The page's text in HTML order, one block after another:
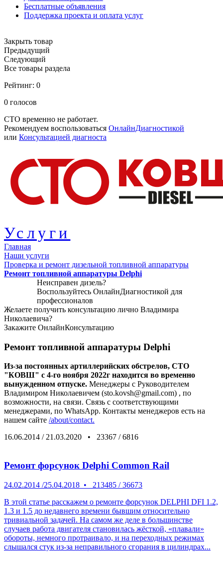
Бесплатные объявления
Поддержка проекта и оплата услуг
Закрыть товар
Предыдущий
Следующий
Все товары раздела
Рейтинг: 0
0 голосов
СТО временно не работает.
Рекомендуем воспользоваться ОнлайнДиагностикой
или Консультацией диагноста
Услуги
Главная
Наши услуги
Проверка и ремонт дизельной топливной аппаратуры
Ремонт топливной аппаратуры Delphi
Неисправен дизель?
Воспользуйтесь ОнлайнДиагностикой для
профессионалов
Желаете получить консультацию лично Владимира
Николаевича?
Закажите ОнлайнКонсультацию
Ремонт топливной аппаратуры Delphi
Из-за постоянных артиллерийских обстрелов, СТО
"КОВШ" с 4-го ноября 2022г находится во временно
вынужденном отпуске. Менеджеры с Руководителем
Владимиром Николаевичем (sto.kovsh@gmail.com) , по
возможности, на связи. Связь с соответствующими
менеджерами, по WhatsApp. Контакты менеджеров есть на
нашем сайте /about/contact.
16.06.2014 /21.03.2020 • 23367 /6816
Ремонт форсунок Delphi Common Rail
24.02.2014 /25.04.2018 • 213485 /36673
В этой статье расскажем о ремонте форсунок DELPHI DFI 1.2,
1.3 и 1.5 до недавнего времени бывшим относительно
тривиальной задачей. На самом же деле в большинстве
случаев работа двигателя становилась жёсткой, «плавали»
обороты, немного протраивало, и на переходных режимах
слышался стук из-за неправильного сгорания в цилиндрах...